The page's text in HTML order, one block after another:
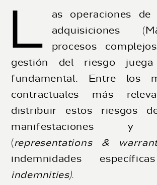
L
as operaciones
adquisiciones
procesos
gestión del riesgo
fundamental. Entre los
contractuales más
distribuir estos riesgos
manifestaciones y
(representations &
indemnidades
indemnities).